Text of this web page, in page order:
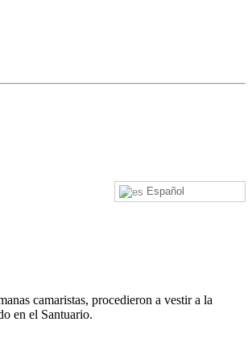
Español
camaristas, procedieron a vestir a la
en el Santuario.